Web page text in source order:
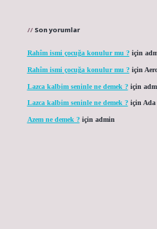
Son yorumlar
Rahîm ismi çocuğa konulur mu ?için
Rahîm ismi çocuğa konulur mu ?için
Lazca kalbim seninle ne demek ?için
Lazca kalbim seninle ne demek ?için Ada
Azem ne demek ?için admin